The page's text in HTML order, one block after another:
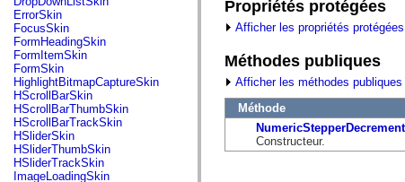
flash.display
flash.display3D
flash.display3D.textures
flash.errors
flash.events
flash.external
flash.filesystem
flash.filters
flash.geom
flash.globalization
flash.html
flash.media
flash.net
ErrorSkin
FocusSkin
FormHeadingSkin
FormItemSkin
FormSkin
HighlightBitmapCaptureSkin
HScrollBarSkin
HScrollBarThumbSkin
HScrollBarTrackSkin
HSliderSkin
HSliderThumbSkin
HSliderTrackSkin
ImageLoadingSkin
Propriétés protégées
Afficher les propriétés
Méthodes publiques
Afficher les méthodes publiques
Méthode
Constructeur.